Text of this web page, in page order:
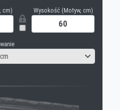
cm) Wysokość (Motyw, cm)